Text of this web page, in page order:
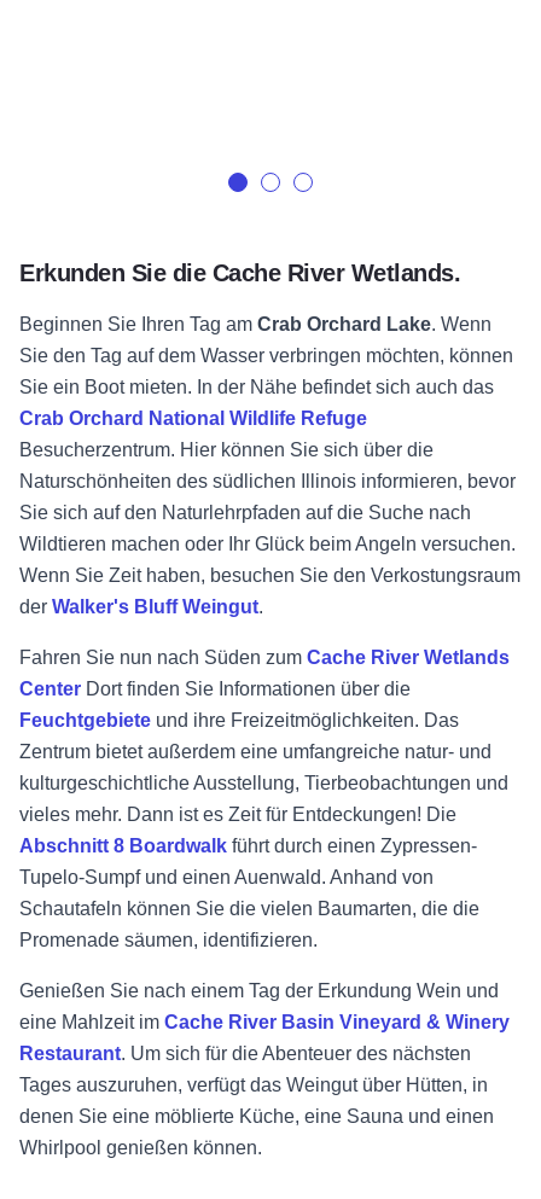
Erkunden Sie die Cache River Wetlands.
Beginnen Sie Ihren Tag am Crab Orchard Lake. Wenn
Sie den Tag auf dem Wasser verbringen möchten, können
Sie ein Boot mieten. In der Nähe befindet sich auch das
Crab Orchard National Wildlife Refuge
Besucherzentrum. Hier können Sie sich über die
Naturschönheiten des südlichen Illinois informieren, bevor
Sie sich auf den Naturlehrpfaden auf die Suche nach
Wildtieren machen oder Ihr Glück beim Angeln versuchen.
Wenn Sie Zeit haben, besuchen Sie den Verkostungsraum
der Walker's Bluff Weingut.
Fahren Sie nun nach Süden zum Cache River Wetlands
Center Dort finden Sie Informationen über die
Feuchtgebiete und ihre Freizeitmöglichkeiten. Das
Zentrum bietet außerdem eine umfangreiche natur- und
kulturgeschichtliche Ausstellung, Tierbeobachtungen und
vieles mehr. Dann ist es Zeit für Entdeckungen! Die
Abschnitt 8 Boardwalk führt durch einen Zypressen-
Tupelo-Sumpf und einen Auenwald. Anhand von
Schautafeln können Sie die vielen Baumarten, die die
Promenade säumen, identifizieren.
Genießen Sie nach einem Tag der Erkundung Wein und
eine Mahlzeit im Cache River Basin Vineyard & Winery
Restaurant. Um sich für die Abenteuer des nächsten
Tages auszuruhen, verfügt das Weingut über Hütten, in
denen Sie eine möblierte Küche, eine Sauna und einen
Whirlpool genießen können.